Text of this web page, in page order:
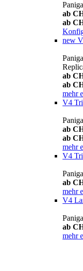
ab
ab
new
ab
ab
mehr
V4
ab
ab
mehr
V4
ab
mehr
V4
ab
mehr